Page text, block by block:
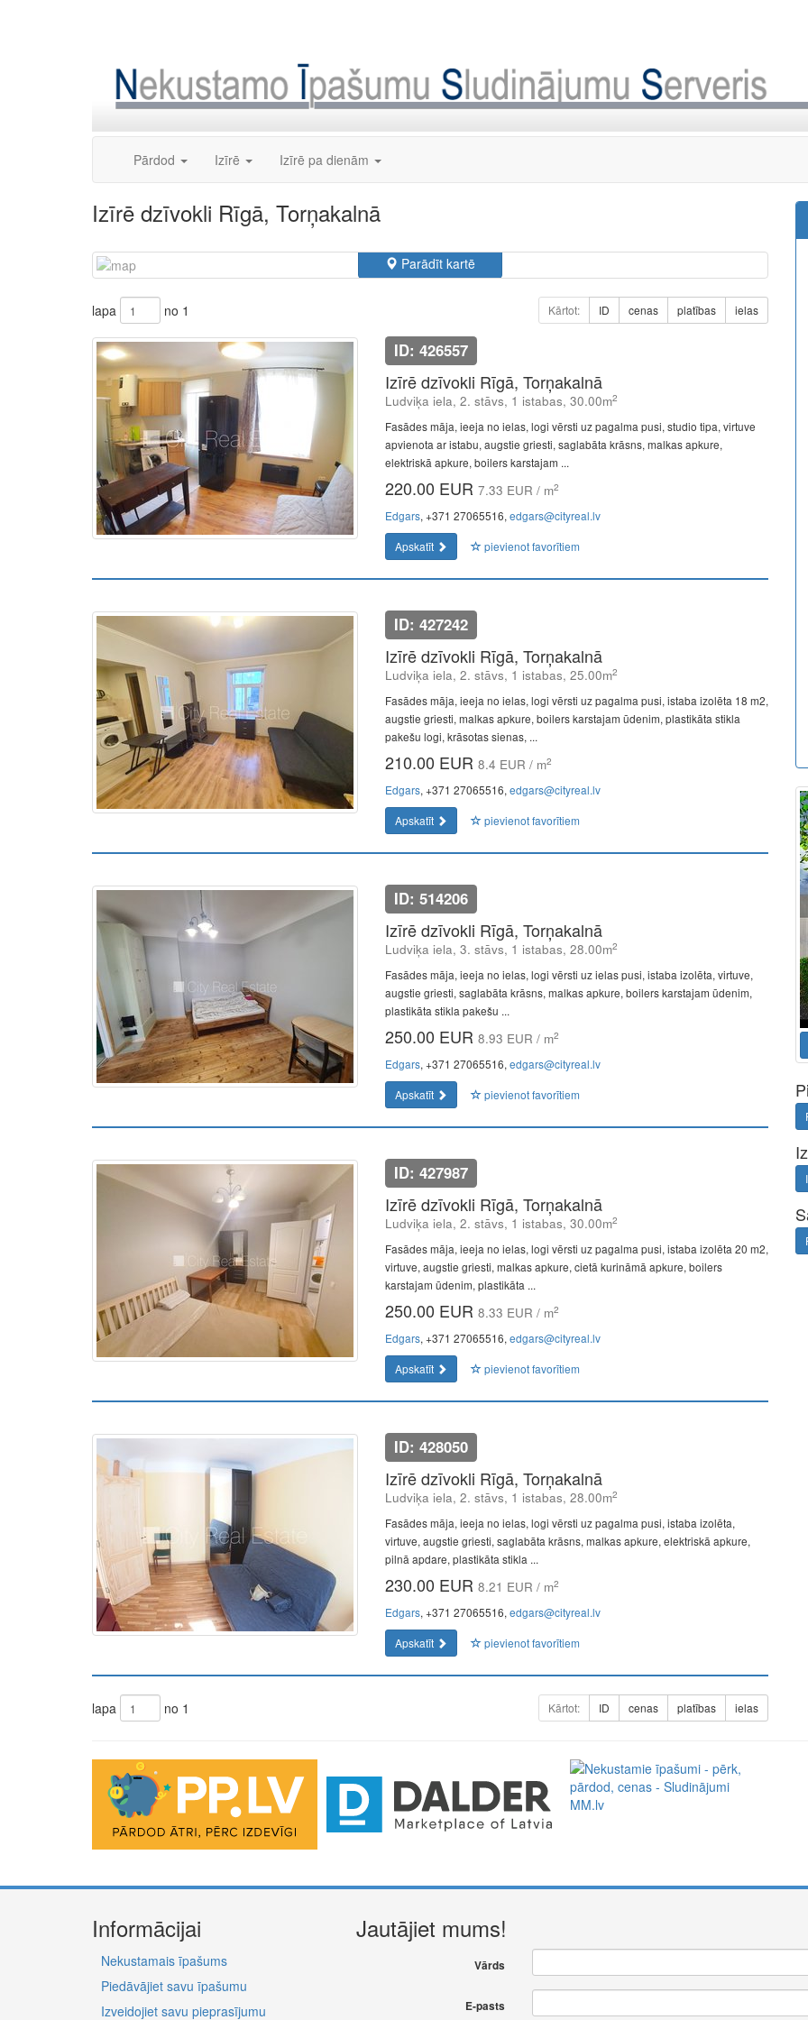
Pārdod Izīrē Izīrē pa dienām
Izīrē dzīvokli Rīgā, Torņakalnā
Parādīt kartē
lapa no 1 Kārtot: ID cenas platības ielas
ID: 426557
Izīrē dzīvokli Rīgā, Torņakalnā
Ludviķa iela, 2. stāvs, 1 istabas, 30.00m2
Fasādes māja, ieeja no ielas, logi vērsti uz pagalma pusi, studio tipa, virtuve
apvienota ar istabu, augstie griesti, saglabāta krāsns, malkas apkure,
elektriskā apkure, boilers karstajam ...
220.00 EUR 7.33 EUR / m2
Edgars, +371 27065516, edgars@cityreal.lv
Apskatīt
pievienot favorītiem
ID: 427242
Izīrē dzīvokli Rīgā, Torņakalnā
Ludviķa iela, 2. stāvs, 1 istabas, 25.00m2
Fasādes māja, ieeja no ielas, logi vērsti uz pagalma pusi, istaba izolēta 18 m2,
augstie griesti, malkas apkure, boilers karstajam ūdenim, plastikāta stikla
pakešu logi, krāsotas sienas, ...
210.00 EUR 8.4 EUR / m2
Edgars, +371 27065516, edgars@cityreal.lv
Apskatīt
pievienot favorītiem
ID: 514206
Izīrē dzīvokli Rīgā, Torņakalnā
Ludviķa iela, 3. stāvs, 1 istabas, 28.00m2
Fasādes māja, ieeja no ielas, logi vērsti uz ielas pusi, istaba izolēta, virtuve,
augstie griesti, saglabāta krāsns, malkas apkure, boilers karstajam ūdenim,
plastikāta stikla pakešu ...
250.00 EUR 8.93 EUR / m2
Edgars, +371 27065516, edgars@cityreal.lv
Apskatīt
pievienot favorītiem
ID: 427987
Izīrē dzīvokli Rīgā, Torņakalnā
Ludviķa iela, 2. stāvs, 1 istabas, 30.00m2
Fasādes māja, ieeja no ielas, logi vērsti uz pagalma pusi, istaba izolēta 20 m2,
virtuve, augstie griesti, malkas apkure, cietā kurināmā apkure, boilers
karstajam ūdenim, plastikāta ...
250.00 EUR 8.33 EUR / m2
Edgars, +371 27065516, edgars@cityreal.lv
Apskatīt
pievienot favorītiem
ID: 428050
Izīrē dzīvokli Rīgā, Torņakalnā
Ludviķa iela, 2. stāvs, 1 istabas, 28.00m2
Fasādes māja, ieeja no ielas, logi vērsti uz pagalma pusi, istaba izolēta,
virtuve, augstie griesti, saglabāta krāsns, malkas apkure, elektriskā apkure,
pilnā apdare, plastikāta stikla ...
230.00 EUR 8.21 EUR / m2
Edgars, +371 27065516, edgars@cityreal.lv
Apskatīt
pievienot favorītiem
lapa no 1 Kārtot: ID cenas platības ielas
The exchange industry is rapidly advancing.
is a perfect representative of the new era: minimal fees of only
0.03%, lightning-fast swaps, and cross-chain asset movement. Full functionality in a single app.
Informācijai
Nekustamais īpašums
Piedāvājiet savu īpašumu
Izveidojiet savu pieprasījumu
Jautājiet mums!
Vārds
E-pasts